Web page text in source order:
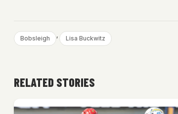
Bobsleigh , Lisa Buckwitz
RELATED STORIES